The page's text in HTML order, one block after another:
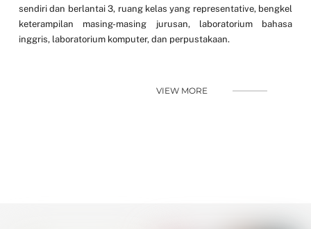
sendiri dan berlantai 3, ruang kelas yang representative, bengkel
keterampilan masing-masing jurusan, laboratorium bahasa
inggris, laboratorium komputer, dan perpustakaan.
VIEW MORE